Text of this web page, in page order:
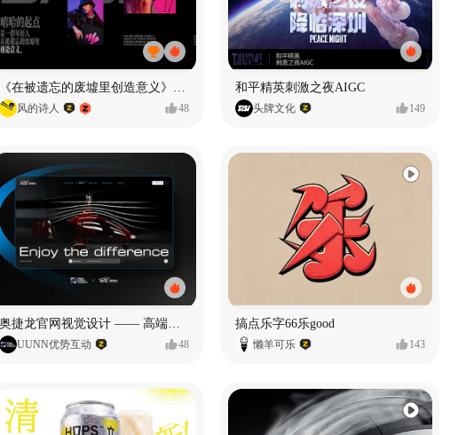
风的诗人 48
和平精英刺激之夜AIGC
头牌文化 149
奥捷龙官网视觉设计 —— 高端网站建设
UUNN优势互动 48
搞点乐字66乐good
懒羊可乐 143